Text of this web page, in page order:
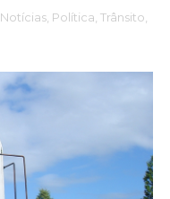
Notícias, Política, Trânsito,